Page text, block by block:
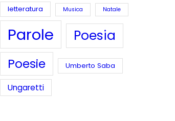
letteratura Musica Natale
Parole Poesia
Poesie Umberto Saba
Ungaretti